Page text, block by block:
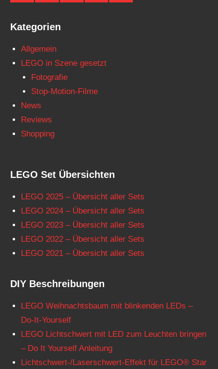
Kategorien
Allgemein
LEGO in Szene gesetzt
Fotografie
Stop-Motion-Filme
News
Reviews
Shopping
LEGO Set Übersichten
LEGO 2025 – Übersicht aller Sets
LEGO 2024 – Übersicht aller Sets
LEGO 2023 – Übersicht aller Sets
LEGO 2022 – Übersicht aller Sets
LEGO 2021 – Übersicht aller Sets
DIY Beschreibungen
LEGO Weihnachtsbaum mit blinkenden LEDs –
Do-It-Yourself
LEGO Lichtschwert mit LED zum Leuchten bringen
– Do It Yourself Anleitung
Lichtschwert-/Laserschwert-Effekt für LEGO® Star